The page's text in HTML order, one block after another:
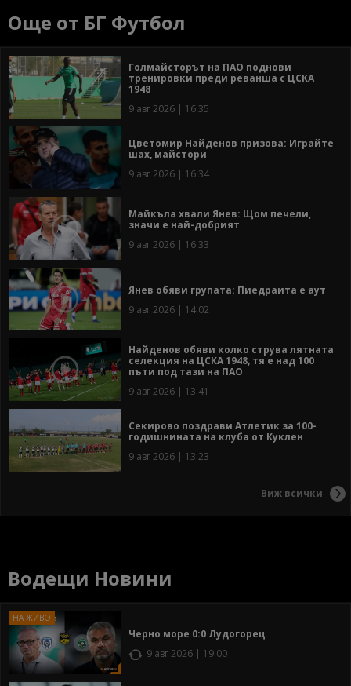
Още от БГ Футбол
Голмайсторът на ПАО поднови
тренировки преди реванша с ЦСКА
1948
9 авг 2026 | 16:35
Цветомир Найденов призова: Играйте
шах, майстори
9 авг 2026 | 16:34
Майкъла хвали Янев: Щом печели,
значи е най-добрият
9 авг 2026 | 16:33
Янев обяви групата: Пиедраита е аут
9 авг 2026 | 14:02
Найденов обяви колко струва лятната
селекция на ЦСКА 1948, тя е над 100
пъти под тази на ПАО
9 авг 2026 | 13:41
Секирово поздрави Атлетик за 100-
годишнината на клуба от Куклен
9 авг 2026 | 13:23
Виж всички
Водещи Новини
Черно море 0:0 Лудогорец
9 авг 2026 | 19:00